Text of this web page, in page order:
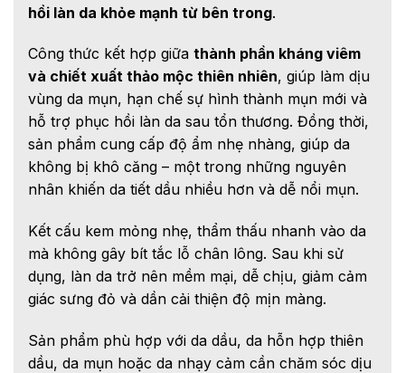
hồi làn da khỏe mạnh từ bên trong.
Công thức kết hợp giữa thành phần kháng viêm
và chiết xuất thảo mộc thiên nhiên, giúp làm dịu
vùng da mụn, hạn chế sự hình thành mụn mới và
hỗ trợ phục hồi làn da sau tổn thương. Đồng thời,
sản phẩm cung cấp độ ẩm nhẹ nhàng, giúp da
không bị khô căng – một trong những nguyên
nhân khiến da tiết dầu nhiều hơn và dễ nổi mụn.
Kết cấu kem mỏng nhẹ, thẩm thấu nhanh vào da
mà không gây bít tắc lỗ chân lông. Sau khi sử
dụng, làn da trở nên mềm mại, dễ chịu, giảm cảm
giác sưng đỏ và dần cải thiện độ mịn màng.
Sản phẩm phù hợp với da dầu, da hỗn hợp thiên
dầu, da mụn hoặc da nhạy cảm cần chăm sóc dịu